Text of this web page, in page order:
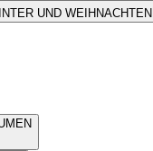
UND WEIHNACHTEN